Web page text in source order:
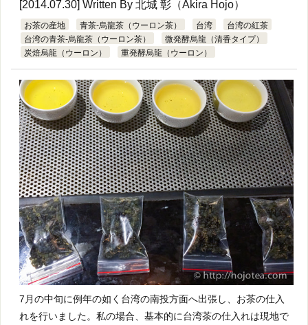
[2014.07.30] Written By 北城 彰（Akira Hojo）
お茶の産地 青茶-烏龍茶（ウーロン茶） 台湾
台湾の紅茶
台湾の青茶-烏龍茶（ウーロン茶）
微発酵烏龍（清香タイプ）
炭焙烏龍（ウーロン）
重発酵烏龍（ウーロン）
7月の中旬に例年の如く台湾の南投方面へ出張し、お茶の仕入
れを行いました。私の場合、基本的に台湾茶の仕入れは現地で